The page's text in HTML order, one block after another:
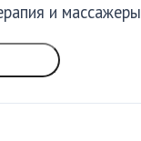
и массажеры